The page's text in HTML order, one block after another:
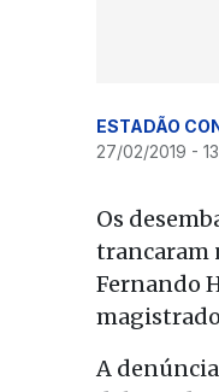
ESTADÃO
27/02/2019 -
Os
trancaram
Fernando
A